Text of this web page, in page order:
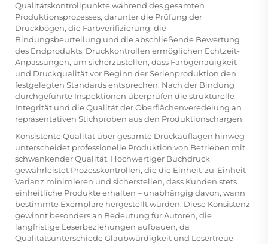
Qualitätskontrollpunkte während des gesamten
Produktionsprozesses, darunter die Prüfung der
Druckbögen, die Farbverifizierung, die
Bindungsbeurteilung und die abschließende Bewertung
des Endprodukts. Druckkontrollen ermöglichen Echtzeit-
Anpassungen, um sicherzustellen, dass Farbgenauigkeit
und Druckqualität vor Beginn der Serienproduktion den
festgelegten Standards entsprechen. Nach der Bindung
durchgeführte Inspektionen überprüfen die strukturelle
Integrität und die Qualität der Oberflächenveredelung an
repräsentativen Stichproben aus den Produktionschargen.
Konsistente Qualität über gesamte Druckauflagen hinweg
unterscheidet professionelle Produktion von Betrieben mit
schwankender Qualität. Hochwertiger Buchdruck
gewährleistet Prozesskontrollen, die die Einheit-zu-Einheit-
Varianz minimieren und sicherstellen, dass Kunden stets
einheitliche Produkte erhalten – unabhängig davon, wann
bestimmte Exemplare hergestellt wurden. Diese Konsistenz
gewinnt besonders an Bedeutung für Autoren, die
langfristige Leserbeziehungen aufbauen, da
Qualitätsunterschiede Glaubwürdigkeit und Lesertreue